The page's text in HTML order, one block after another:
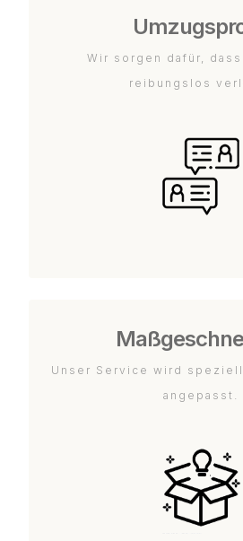
Wir sorgen dafür, dass
reibungslos
Unser Service wird
angepasst.